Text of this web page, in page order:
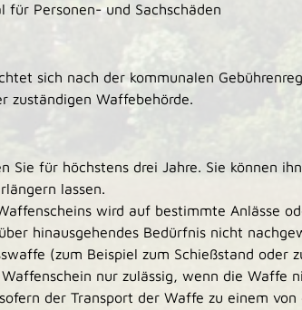
für Personen- und Sachschäden
sich nach der kommunalen
zuständigen Waffebehörde.
Sie für höchstens drei Jahre. Sie können
lassen.
wird auf bestimmte Anlässe
hinausgehendes Bedürfnis nicht
(zum Beispiel zum Schießstand oder
nur zulässig, wenn die Waffe
der Transport der Waffe zu einem von